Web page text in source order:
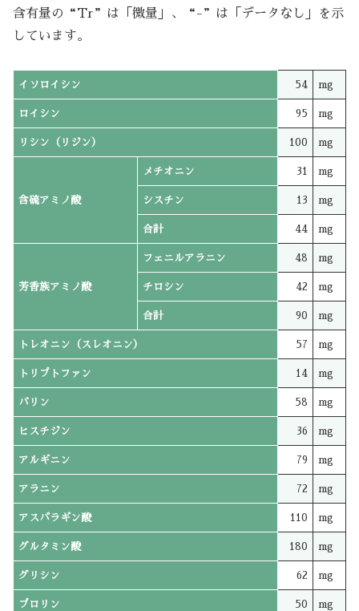
含有量の“Tr”は「微量」、“-”は「データなし」を示
しています。
イソロイシン 54 mg
ロイシン 95 mg
リシン（リジン） 100 mg
含硫アミノ酸
メチオニン 31 mg
シスチン 13 mg
合計 44 mg
芳香族アミノ酸
フェニルアラニン 48 mg
チロシン 42 mg
合計 90 mg
トレオニン（スレオニン） 57 mg
トリプトファン 14 mg
バリン 58 mg
ヒスチジン 36 mg
アルギニン 79 mg
アラニン 72 mg
アスパラギン酸 110 mg
グルタミン酸 180 mg
グリシン 62 mg
プロリン 50 mg